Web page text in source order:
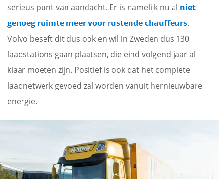
serieus punt van aandacht. Er is namelijk nu al niet
genoeg ruimte meer voor rustende chauffeurs.
Volvo beseft dit dus ook en wil in Zweden dus 130
laadstations gaan plaatsen, die eind volgend jaar al
klaar moeten zijn. Positief is ook dat het complete
laadnetwerk gevoed zal worden vanuit hernieuwbare
energie.